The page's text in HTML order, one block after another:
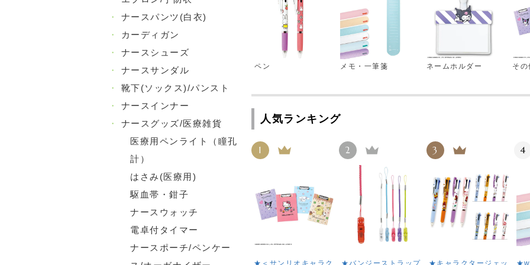
・
ナースパンツ(白衣)
・
カーディガン
・
ナースシューズ
・
ナースサンダル
・
靴下(ソックス)/パンスト
・
ナースインナー
・
ナースグッズ/医療雑貨
医療用ペンライト（瞳孔
計）
はさみ(医療用)
駆血帯・鉗子
ナースウォッチ
電卓付タイマー
ナースポーチ/ペンケー
ペン メモ・一筆箋 ネームホルダー そ
人気ランキング
1 2 3 4